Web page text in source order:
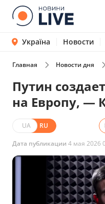
Україна Новости
Главная Новости дня
Путин
на Европу, —
UA RU
Дата публикации 4 мая 2026